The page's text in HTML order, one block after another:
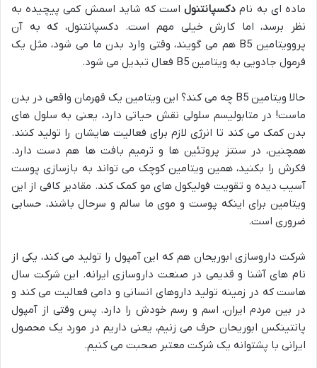
ماده ای به نام دکسپانتنولاست که شاید اسمش کمی پیچیده به
نظر برسد، اما کارش خیلی مهم است. دکسپانتنول، که به آن
پروویتامین B5 هم می گویند، وقتی وارد بدن ما می شود، مثل یک
فرمول جادویی به ویتامین B5 فعال تبدیل می شود.
حالا ویتامین B5 چه می کند؟ این ویتامین یک قهرمان واقعی در بدن
ماست! در متابولیسم سلولی نقش حیاتی دارد، یعنی به سلول های
بدن کمک می کند تا انرژی لازم برای فعالیت هایشان را تولید کنند.
همچنین، در سنتز پروتئین ها و ترمیم بافت ها هم دست دارد.
فکرش را بکنید، همین ویتامین کوچک می تواند به بازسازی پوست
آسیب دیده و تقویت فولیکول های مو کمک کند. مقادیر کافی از این
ویتامین برای اینکه پوست و موی ما سالم و سرحال باشند، حسابی
ضروری است.
شرکت داروسازی ابوریحان هم که این آمپول را تولید می کند، یکی از
نام های آشنا و قدیمی در صنعت داروسازی ایرانه. این شرکت سال
هاست که در زمینه تولید داروهای انسانی و دامی فعالیت می کند و
در بین مردم ایران، اسم و رسم خودش را دارد. پس وقتی از آمپول
پانتینکس ابوریحان حرف می زنیم، یعنی داریم در مورد یک محصول
ایرانی با پشتوانه یک شرکت معتبر صحبت می کنیم.